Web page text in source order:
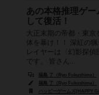
あの本格推理ゲー
して復活！
大正末期の帝都・東京
体を暴け！！ 深紅の
レイヤーは〈幻影探偵
です。 皆さん...
福島 了（Ryo Fukushima）
福島 了（Ryo Fukushima）
ハッピーゲームズ(HAPPY